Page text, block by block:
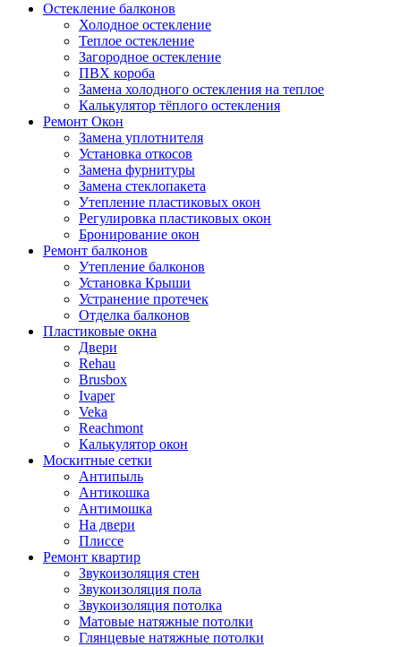
Остекление балконов
Холодное остекление
Теплое остекление
Загородное остекление
ПВХ короба
Замена холодного остекления на теплое
Калькулятор тёплого остекления
Ремонт Окон
Замена уплотнителя
Установка откосов
Замена фурнитуры
Замена стеклопакета
Утепление пластиковых окон
Регулировка пластиковых окон
Бронирование окон
Ремонт балконов
Утепление балконов
Установка Крыши
Устранение протечек
Отделка балконов
Пластиковые окна
Двери
Rehau
Brusbox
Ivaper
Veka
Reachmont
Калькулятор окон
Москитные сетки
Антипыль
Антикошка
Антимошка
На двери
Плиссе
Ремонт квартир
Звукоизоляция стен
Звукоизоляция пола
Звукоизоляция потолка
Матовые натяжные потолки
Глянцевые натяжные потолки